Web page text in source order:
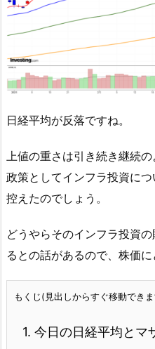
日経平均が反落ですね。
上値の重さは引き続き継続
政策としてインフラ投資に
控えたのでしょう。
どうやらそのインフラ投資
るとの話があるので、株価に
もくじ(見出しからすぐ移動でき
1. 今日の日経平均とマ